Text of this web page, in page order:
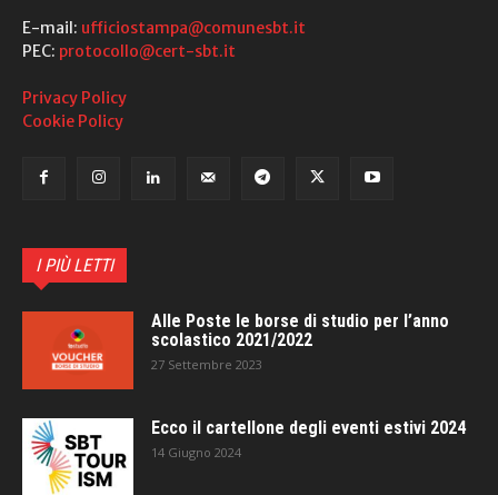
E-mail: ufficiostampa@comunesbt.it
PEC: protocollo@cert-sbt.it
Privacy Policy
Cookie Policy
I PIÙ LETTI
Alle Poste le borse di studio per l’anno
scolastico 2021/2022
27 Settembre 2023
Ecco il cartellone degli eventi estivi 2024
14 Giugno 2024